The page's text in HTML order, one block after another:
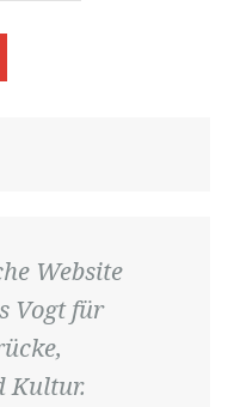
Website
Vogt für
Kultur.